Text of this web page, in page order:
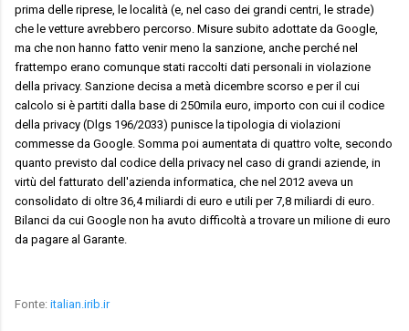
prima delle riprese, le località (e, nel caso dei grandi centri, le strade)
che le vetture avrebbero percorso. Misure subito adottate da Google,
ma che non hanno fatto venir meno la sanzione, anche perché nel
frattempo erano comunque stati raccolti dati personali in violazione
della privacy. Sanzione decisa a metà dicembre scorso e per il cui
calcolo si è partiti dalla base di 250mila euro, importo con cui il codice
della privacy (Dlgs 196/2033) punisce la tipologia di violazioni
commesse da Google. Somma poi aumentata di quattro volte, secondo
quanto previsto dal codice della privacy nel caso di grandi aziende, in
virtù del fatturato dell'azienda informatica, che nel 2012 aveva un
consolidato di oltre 36,4 miliardi di euro e utili per 7,8 miliardi di euro.
Bilanci da cui Google non ha avuto difficoltà a trovare un milione di euro
da pagare al Garante.
Fonte: italian.irib.ir